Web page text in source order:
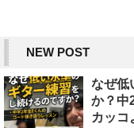
NEW POST
なぜ低
か？中
カッコ